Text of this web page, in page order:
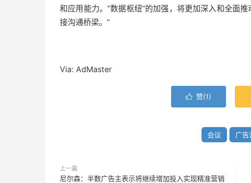
和应用能力。”数据枢纽”的加强，将更加深入和全面
接沟通桥梁。”
Via: AdMaster
 赞(1)
会议 广告
上一篇
尼尔森：半数广告主表示将继续增加投入实现精准营销